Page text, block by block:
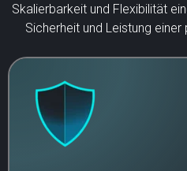
Skalierbarkeit und Flexibilität
Sicherheit und Leistung